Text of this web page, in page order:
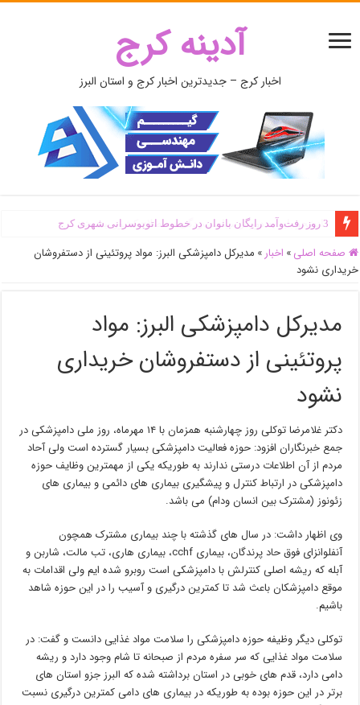
آدینه کرج
اخبار کرج – جدیدترین اخبار کرج و استان البرز
3 روز رفت‌وآمد رایگان بانوان در خطوط اتوبوسرانی شهری کرج
دانشجو باید به دور از سیاست‌زدگی، به صلاح کشور بیندیشد
صفحه اصلی » اخبار » مدیرکل دامپزشکی البرز: مواد پروتئینی از دستفروشان
خریداری نشود
مدیرکل دامپزشکی البرز: مواد
پروتئینی از دستفروشان خریداری
نشود
دکتر غلامرضا توکلی روز چهارشنبه همزمان با ۱۴ مهرماه، روز ملی دامپزشکی در
جمع خبرنگاران افزود: حوزه فعالیت دامپزشکی بسیار گسترده است ولی آحاد
مردم از آن اطلاعات درستی ندارند به طوریکه یکی از مهمترین وظایف حوزه
دامپزشکی در ارتباط کنترل و پیشگیری بیماری های دائمی و بیماری های
زئونوز (مشترک بین انسان ودام) می باشد.
وی اظهار داشت: در سال های گذشته با چند بیماری مشترک همچون
آنفلوانزای فوق حاد پرندگان، بیماری cchf، بیماری هاری، تب مالت، شاربن و
آبله که ریشه اصلی کنترلش با دامپزشکی است روبرو شده ایم ولی اقدامات به
موقع دامپزشکان باعث شد تا کمترین درگیری و آسیب را در این حوزه شاهد
باشیم.
توکلی دیگر وظیفه حوزه دامپزشکی را سلامت مواد غذایی دانست و گفت: در
سلامت مواد غذایی که سر سفره مردم از صبحانه تا شام وجود دارد و ریشه
دامی دارد، قدم های خوبی در استان برداشته شده که البرز جزو استان های
برتر در این حوزه بوده به طوریکه در بیماری های دامی کمترین درگیری نسبت